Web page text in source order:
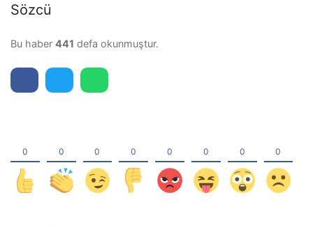
Sözcü
Bu haber 441 defa okunmuştur.